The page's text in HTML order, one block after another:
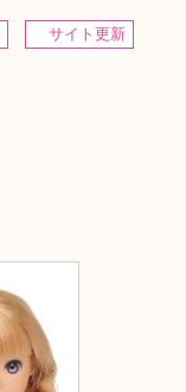
サイト更新